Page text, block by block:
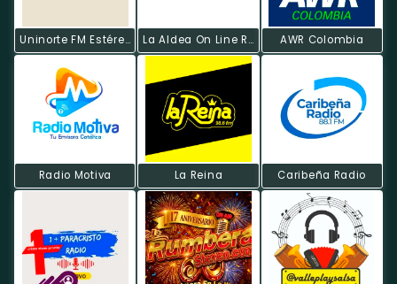
Uninorte FM Estéreo La Aldea On Line Radio AWR Colombia
Radio Motiva La Reina Caribeña Radio